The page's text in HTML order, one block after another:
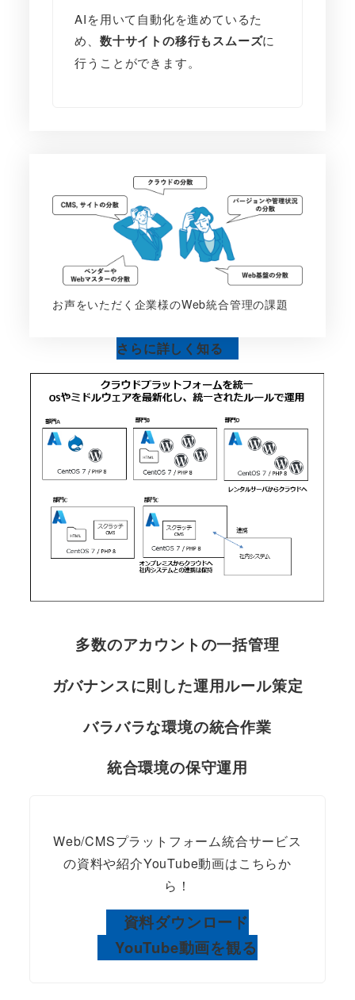
AIを用いて自動化を進めているた
め、 数十サイトの移行もスムーズに
行うことができます。
お声をいただく企業様のWeb統合管理の課題
さらに詳しく知る
多数のアカウントの一括管理
ガバナンスに則した運用ルール策定
バラバラな環境の統合作業
統合環境の保守運用
Web/CMSプラットフォーム統合サービス
の資料や紹介YouTube動画はこちらか
ら！
資料ダウンロード
YouTube動画を観る